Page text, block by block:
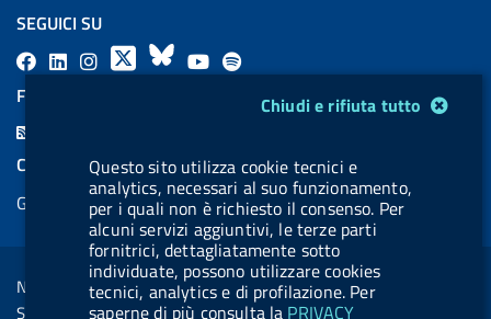
Chiudi e rifiuta tutto
Questo sito utilizza cookie tecnici e
analytics, necessari al suo funzionamento,
per i quali non è richiesto il consenso. Per
alcuni servizi aggiuntivi, le terze parti
fornitrici, dettagliatamente sotto
individuate, possono utilizzare cookies
tecnici, analytics e di profilazione. Per
saperne di più consulta la PRIVACY
SEGUICI SU
F
L
l
.
b
u
t
X
B
s
k
y
Y
u
b
e
l
l
.
b
u
t
FEED RSS
COOKIES
Gestione cookie
Sezione Link Utili
Note legali
Social Media Policy